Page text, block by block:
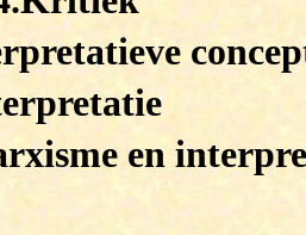
en